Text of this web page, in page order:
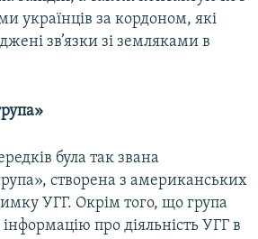
українців за кордоном, які
зв’язки зі земляками в
була так звана
створена з американських
УГГ. Окрім того, що група
про діяльність УГГ в